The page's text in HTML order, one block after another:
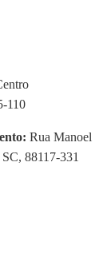
110
Rua Manoel
88117-331